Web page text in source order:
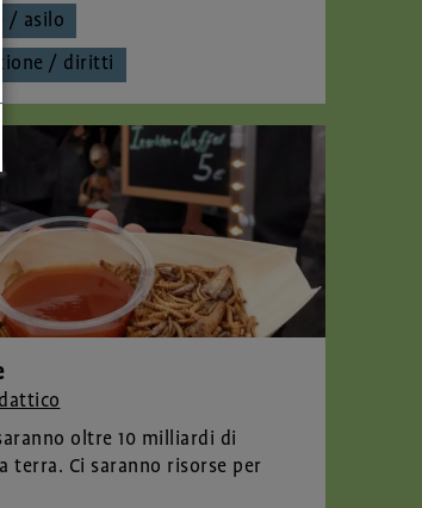
/ asilo
/ diritti
oltre 10 milliardi di
terra. Ci saranno risorse per